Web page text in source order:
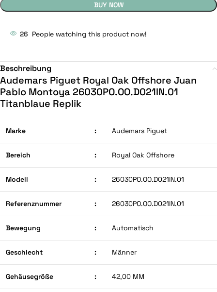
BUY NOW
26 People watching this product now!
Beschreibung
Audemars Piguet Royal Oak Offshore Juan
Pablo Montoya 26030PO.OO.D021IN.01
Titanblaue Replik
Marke : Audemars Piguet
Bereich : Royal Oak Offshore
Modell : 26030PO.OO.D021IN.01
Referenznummer : 26030PO.OO.D021IN.01
Bewegung : Automatisch
Geschlecht : Männer
Gehäusegröße : 42,00 MM